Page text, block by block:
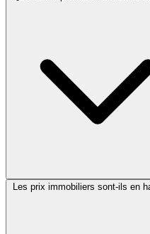
Les prix immobiliers sont-ils en